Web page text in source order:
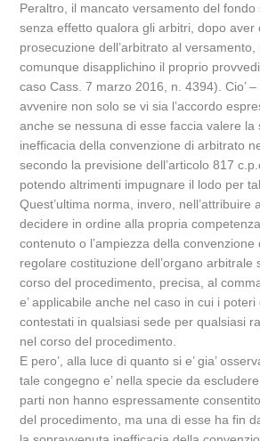
Peraltro, il mancato versamento del fondo
senza effetto qualora gli arbitri, dopo aver
prosecuzione dell’arbitrato al versamento,
comunque disapplichino il proprio
caso Cass. 7 marzo 2016, n. 4394). Cio’ –
avvenire non solo se vi sia l’accordo
anche se nessuna di esse faccia valere la
inefficacia della convenzione di arbitrato
secondo la previsione dell’articolo 817
potendo altrimenti impugnare il lodo per
Quest’ultima norma, invero, nell’attribuire
decidere in ordine alla propria
contenuto o l’ampiezza della convenzione
regolare costituzione dell’organo arbitrale
corso del procedimento, precisa, al
e’ applicabile anche nel caso in cui i
contestati in qualsiasi sede per qualsiasi
nel corso del procedimento.
E pero’, alla luce di quanto si e’ gia’
tale congegno e’ nella specie da
parti non hanno espressamente
del procedimento, ma una di esse ha fin